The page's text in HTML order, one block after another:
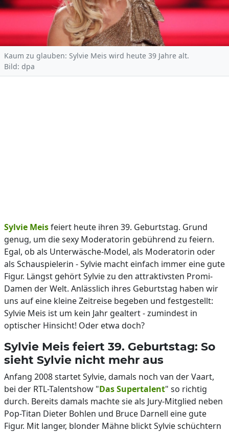
Kaum zu glauben: Sylvie Meis wird heute 39 Jahre alt.
Bild: dpa
Sylvie Meisfeiert heute ihren 39. Geburtstag. Grund
genug, um die sexy Moderatorin gebührend zu feiern.
Egal, ob als Unterwäsche-Model, als Moderatorin oder
als Schauspielerin - Sylvie macht einfach immer eine gute
Figur. Längst gehört Sylvie zu den attraktivsten Promi-
Damen der Welt. Anlässlich ihres Geburtstag haben wir
uns auf eine kleine Zeitreise begeben und festgestellt:
Sylvie Meis ist um kein Jahr gealtert - zumindest in
optischer Hinsicht! Oder etwa doch?
Sylvie Meis feiert 39. Geburtstag: So
sieht Sylvie nicht mehr aus
Anfang 2008 startet Sylvie, damals noch van der Vaart,
bei der RTL-Talentshow "Das Supertalent" so richtig
durch. Bereits damals machte sie als Jury-Mitglied neben
Pop-Titan Dieter Bohlen und Bruce Darnell eine gute
Figur. Mit langer, blonder Mähne blickt Sylvie schüchtern